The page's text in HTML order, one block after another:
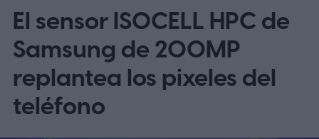
el OnePlus 15 y el OnePlus 15R. La beta
omite EE. UU. y Europa por ahora
El sensor ISOCELL HPC de
Samsung de 200MP
replantea los pixeles del
teléfono